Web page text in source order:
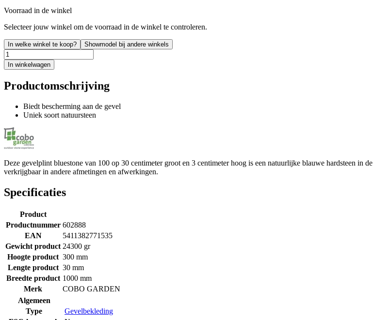
Voorraad in de winkel
Selecteer jouw winkel om de voorraad in de winkel te controleren.
In welke winkel te koop? Showmodel bij andere winkels
In winkelwagen
Productomschrijving
Biedt bescherming aan de gevel
Uniek soort natuursteen
Deze gevelplint bluestone van 100 op 30 centimeter groot en 3 centimeter hoog is een natuurlijke blauwe hardsteen in
verkrijgbaar in andere afmetingen en afwerkingen.
Specificaties
Product
Productnummer 602888
EAN
5411382771535
Gewicht product 24300 gr
Hoogte product 300 mm
Lengte product 30 mm
Breedte product 1000 mm
Merk
COBO GARDEN
Algemeen
Type
Gevelbekleding